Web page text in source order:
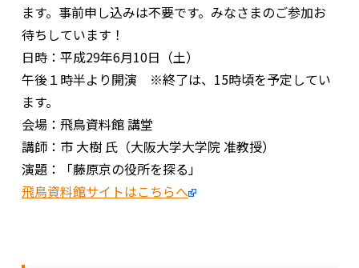
ます。事前申し込みは不要です。みなさまのご参加お
待ちしています！
日時：平成29年6月10日（土）
午後１時半より開演 ※終了は、15時頃を予定してい
ます。
会場：飛鳥資料館 講堂
講師：市 大樹 氏（大阪大学大学院 准教授）
演題：「藤原京の役所を探る」
飛鳥資料館サイトはこちらへ